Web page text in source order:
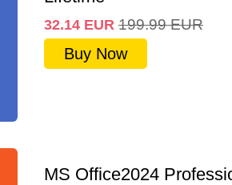
32.14 EUR 199.99 EUR
Buy Now
MS Office2024